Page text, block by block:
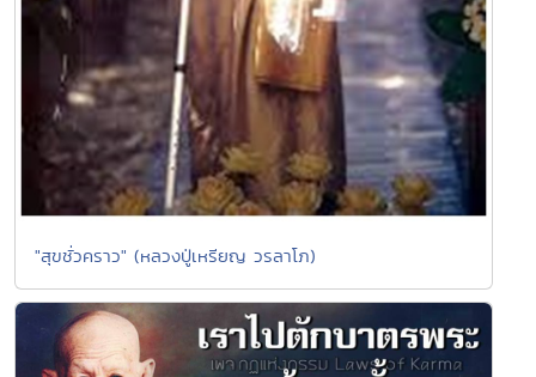
"สุขชั่วคราว" (หลวงปู่เหรียญ วรลาโภ)